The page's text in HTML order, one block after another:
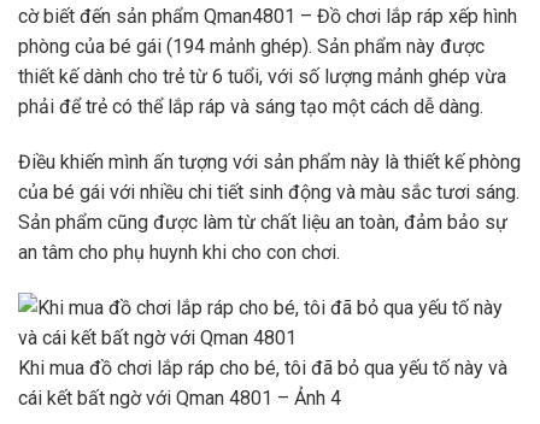
cờ biết đến sản phẩm Qman4801 – Đồ chơi lắp ráp xếp hình
phòng của bé gái (194 mảnh ghép). Sản phẩm này được
thiết kế dành cho trẻ từ 6 tuổi, với số lượng mảnh ghép vừa
phải để trẻ có thể lắp ráp và sáng tạo một cách dễ dàng.
Điều khiến mình ấn tượng với sản phẩm này là thiết kế phòng
của bé gái với nhiều chi tiết sinh động và màu sắc tươi sáng.
Sản phẩm cũng được làm từ chất liệu an toàn, đảm bảo sự
an tâm cho phụ huynh khi cho con chơi.
Khi mua đồ chơi lắp ráp cho bé, tôi đã bỏ qua yếu tố này và
cái kết bất ngờ với Qman 4801 – Ảnh 4